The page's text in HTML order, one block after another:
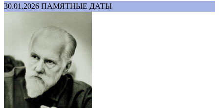
30.01.2026 ПАМЯТНЫЕ ДАТЫ